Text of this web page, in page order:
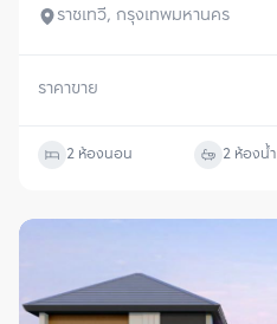
ราชเทวี, กรุงเทพมหานคร
ราคาขาย
2 ห้องนอน 2 ห้องน้ำ